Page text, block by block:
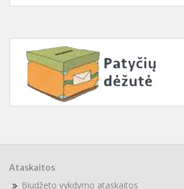
Ataskaitos
Biudžeto vykdymo ataskaitos